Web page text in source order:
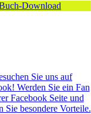
Download
Sie uns auf
Werden Sie ein Fan
Facebook Seite und
Sie besondere Vorteile.